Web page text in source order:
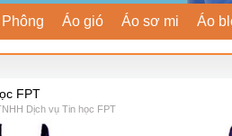
Áo gió Áo sơ mi Áo
FPT
Dịch vụ Tin học FPT